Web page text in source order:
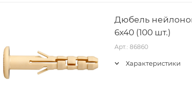
Дюбель
6x40 (100 шт.)
Арт.: 86860
Характеристики